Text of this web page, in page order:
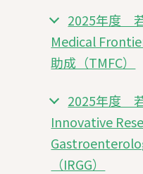
2025年度
Medical
助成（TMFC）
2025年度
Innovative
（IRGG）